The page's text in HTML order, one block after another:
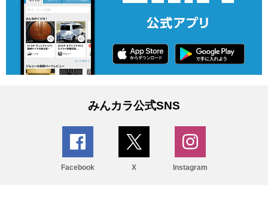
みんカラ公式SNS
Facebook X Instagram